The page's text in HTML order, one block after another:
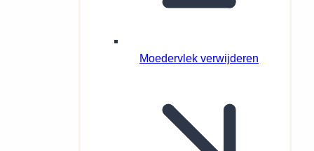
Moedervlek verwijderen